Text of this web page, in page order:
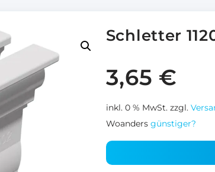
Schletter
3,65 €
inkl. 0 % MwSt. zzgl.
Woanders günstiger?